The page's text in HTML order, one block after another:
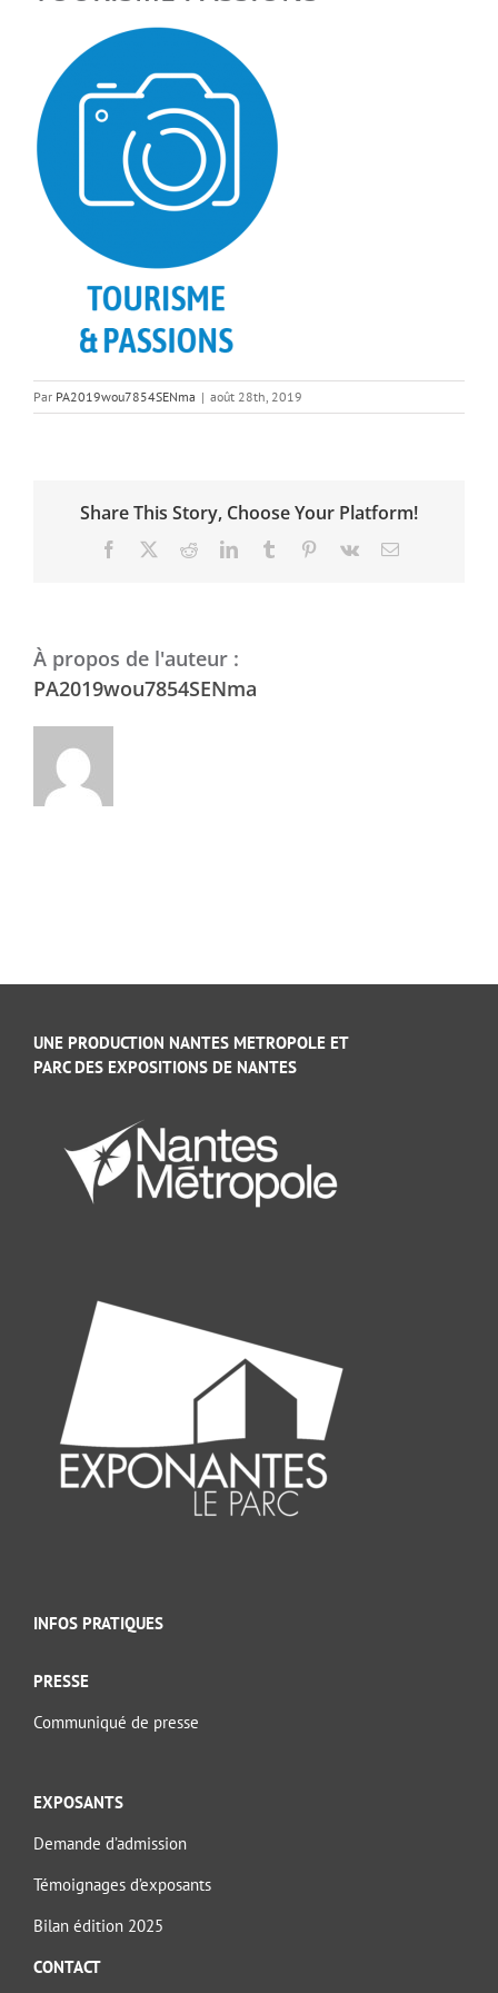
Par PA2019wou7854SENma | août 28th, 2019
Share This Story, Choose Your Platform!
Facebook RedditLinkedInTumblr Pinterest
Vk Email
À propos de l'auteur :
PA2019wou7854SENma
UNE PRODUCTION NANTES METROPOLE ET
PARC DES EXPOSITIONS DE NANTES
INFOS PRATIQUES
PRESSE
Communiqué de presse
EXPOSANTS
Demande d’admission
Témoignages d’exposants
Bilan édition 2025
CONTACT